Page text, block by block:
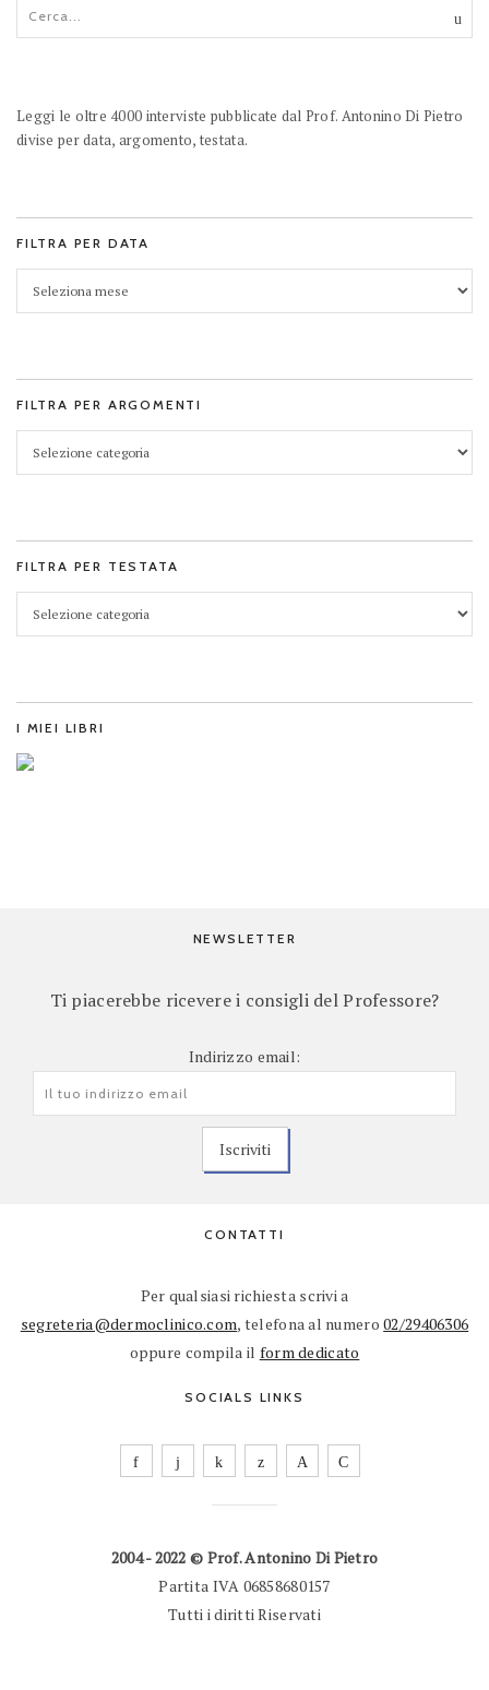
Leggi le oltre 4000 interviste pubblicate dal Prof. Antonino Di Pietro
divise per data, argomento, testata.
FILTRA PER DATA
FILTRA PER ARGOMENTI
FILTRA PER TESTATA
I MIEI LIBRI
NEWSLETTER
Ti piacerebbe ricevere i consigli del Professore?
Indirizzo email:
CONTATTI
Per qualsiasi richiesta scrivi a
segreteria@dermoclinico.com, telefona al numero02/29406306
oppure compila il form dedicato
SOCIALS LINKS
2004 - 2022 © Prof. Antonino Di Pietro
Partita IVA 06858680157
Tutti i diritti Riservati